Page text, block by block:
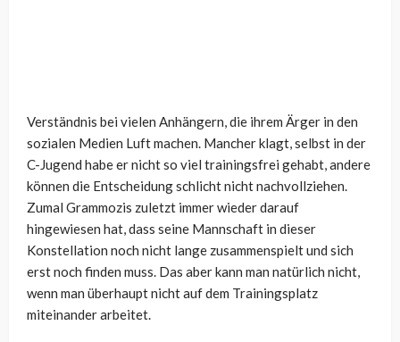
Verständnis bei vielen Anhängern, die ihrem Ärger in den
sozialen Medien Luft machen. Mancher klagt, selbst in der
C-Jugend habe er nicht so viel trainingsfrei gehabt, andere
können die Entscheidung schlicht nicht nachvollziehen.
Zumal Grammozis zuletzt immer wieder darauf
hingewiesen hat, dass seine Mannschaft in dieser
Konstellation noch nicht lange zusammenspielt und sich
erst noch finden muss. Das aber kann man natürlich nicht,
wenn man überhaupt nicht auf dem Trainingsplatz
miteinander arbeitet.